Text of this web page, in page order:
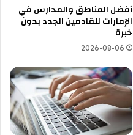
أفضل المناطق والمدارس في
الإمارات للقادمين الجدد بدون
خبرة
2026-08-06